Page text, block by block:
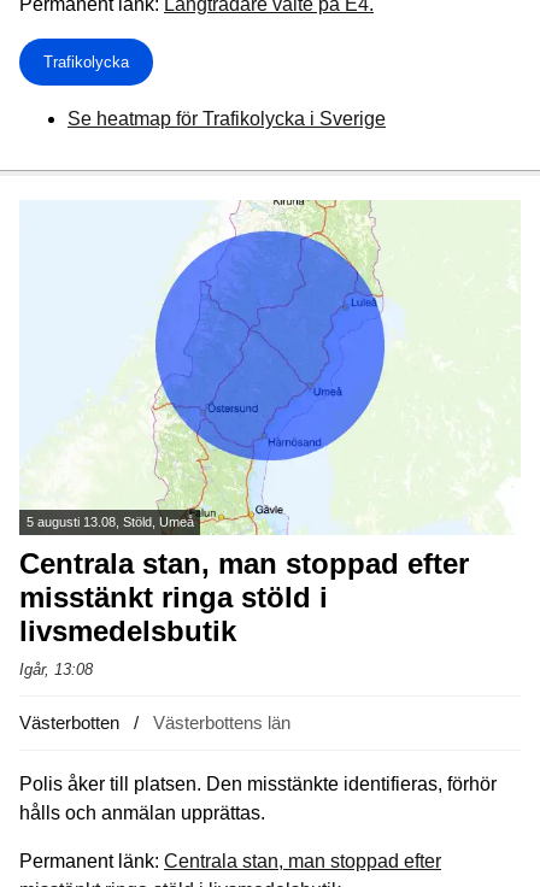
Permanent länk: Långtradare välte på E4.
Trafikolycka
Se heatmap för Trafikolycka i Sverige
5 augusti 13.08, Stöld, Umeå
Centrala stan, man stoppad efter
misstänkt ringa stöld i
livsmedelsbutik
Igår, 13:08
Västerbotten Västerbottens län
Polis åker till platsen. Den misstänkte identifieras, förhör
hålls och anmälan upprättas.
Permanent länk: Centrala stan, man stoppad efter